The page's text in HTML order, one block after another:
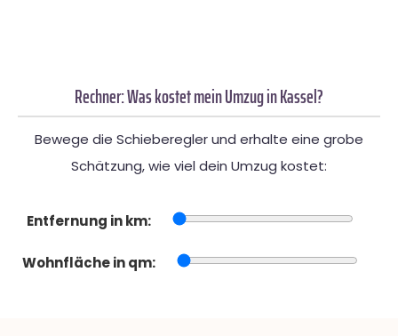
Rechner: Was kostet mein Umzug in Kassel?
Bewege die Schieberegler und erhalte eine grobe
Schätzung, wie viel dein Umzug kostet:
Entfernung in km:
Wohnfläche in qm: